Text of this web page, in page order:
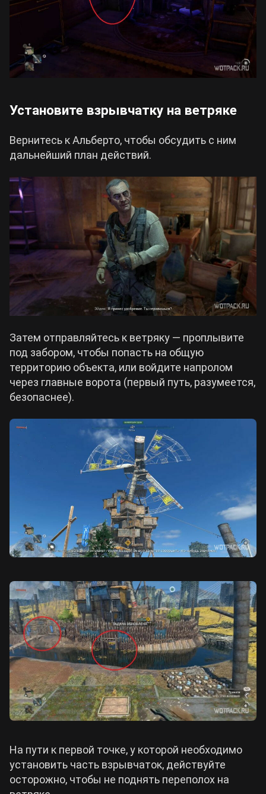
Установите взрывчатку на ветряке
Вернитесь к Альберто, чтобы обсудить с ним
дальнейший план действий.
Затем отправляйтесь к ветряку — проплывите
под забором, чтобы попасть на общую
территорию объекта, или войдите напролом
через главные ворота (первый путь, разумеется,
безопаснее).
На пути к первой точке, у которой необходимо
установить часть взрывчаток, действуйте
осторожно, чтобы не поднять переполох на